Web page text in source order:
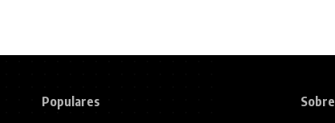
Populares Sobre